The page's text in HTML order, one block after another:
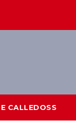
CALLEDOSS